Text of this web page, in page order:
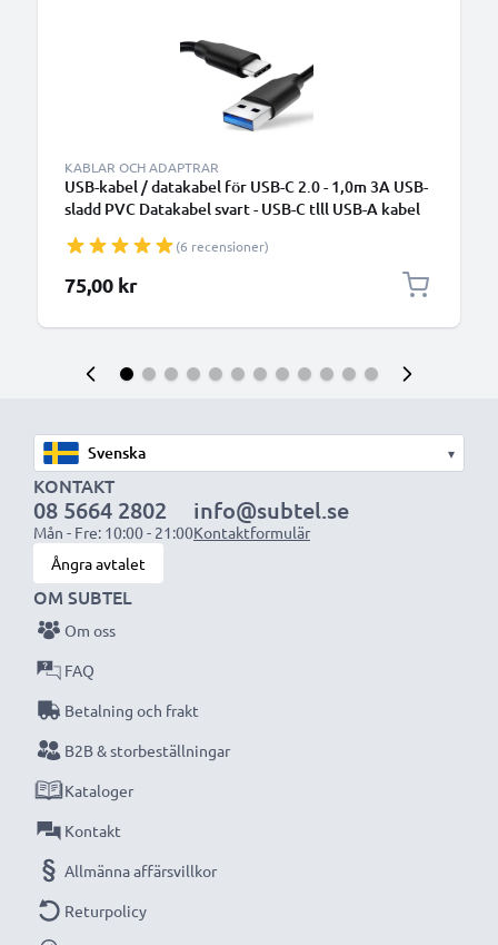
KABLAR OCH ADAPTRAR
USB-kabel / datakabel för USB-C 2.0 - 1,0m 3A USB-
sladd PVC Datakabel svart - USB-C tlll USB-A kabel
(6 recensioner)
75,00 kr
▾
KONTAKT
08 5664 2802
Mån - Fre: 10:00 - 21:00
info@subtel.se
Kontaktformulär
Ångra avtalet
OM SUBTEL
Om oss
FAQ
Betalning och frakt
B2B & storbeställningar
Kataloger
Kontakt
Allmänna affärsvillkor
Returpolicy